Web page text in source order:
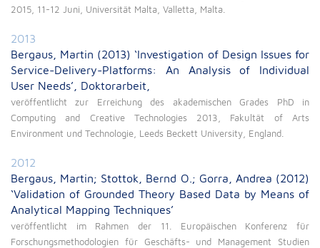
2015, 11-12 Juni, Universität Malta, Valletta, Malta.
2013
Bergaus, Martin (2013) ‘Investigation of Design Issues for
Service-Delivery-Platforms: An Analysis of Individual
User Needs’, Doktorarbeit,
veröffentlicht zur Erreichung des akademischen Grades PhD in
Computing and Creative Technologies 2013, Fakultät of Arts
Environment und Technologie, Leeds Beckett University, England.
2012
Bergaus, Martin; Stottok, Bernd O.; Gorra, Andrea (2012)
‘Validation of Grounded Theory Based Data by Means of
Analytical Mapping Techniques’
veröffentlicht im Rahmen der 11. Europäischen Konferenz für
Forschungsmethodologien für Geschäfts- und Management Studien